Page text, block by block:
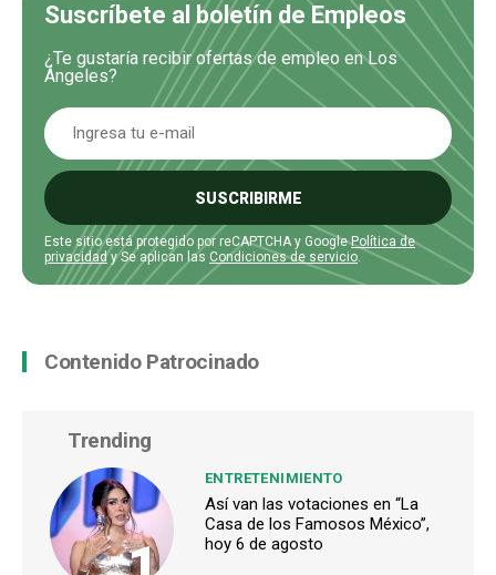
Suscríbete al boletín de Empleos
¿Te gustaría recibir ofertas de empleo en Los
Ángeles?
SUSCRIBIRME
Este sitio está protegido por reCAPTCHA y GooglePolítica de
privacidady Se aplican las Condiciones de servicio.
Contenido Patrocinado
Trending
ENTRETENIMIENTO
Así van las votaciones en “La
Casa de los Famosos México”,
hoy 6 de agosto